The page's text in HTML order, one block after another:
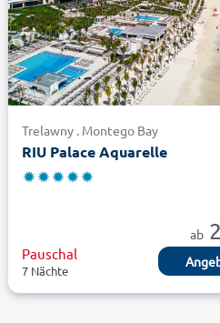
Trelawny . Montego Bay
RIU Palace Aquarelle
ab
Pauschal
7 Nächte